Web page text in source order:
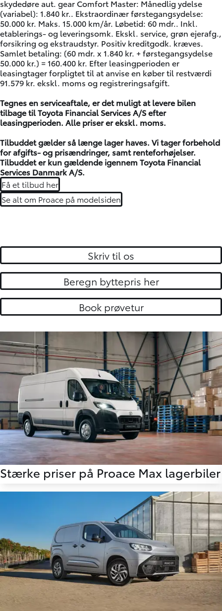
skydedøre aut. gear Comfort Master: Månedlig ydelse
(variabel): 1.840 kr.. Ekstraordinær førstegangsydelse:
50.000 kr. Maks. 15.000 km/år. Løbetid: 60 mdr.. Inkl.
etablerings- og leveringsomk. Ekskl. service, grøn ejerafg.,
forsikring og ekstraudstyr. Positiv kreditgodk. kræves.
Samlet betaling: (60 mdr. x 1.840 kr. + førstegangsydelse
50.000 kr.) = 160.400 kr. Efter leasingperioden er
leasingtager forpligtet til at anvise en køber til restværdi
91.579 kr. ekskl. moms og registreringsafgift.
Tegnes en serviceaftale, er det muligt at levere bilen
tilbage til Toyota Financial Services A/S efter
leasingperioden. Alle priser er ekskl. moms.
Tilbuddet gælder så længe lager haves. Vi tager forbehold
for afgifts- og prisændringer, samt renteforhøjelser.
Tilbuddet er kun gældende igennem Toyota Financial
Services Danmark A/S.
Få et tilbud her
Se alt om Proace på modelsiden
Skriv til os
Beregn byttepris her
Book prøvetur
Stærke priser på Proace Max lagerbiler